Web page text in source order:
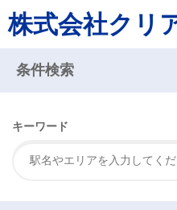
株式会社クリ
条件検索
キーワード